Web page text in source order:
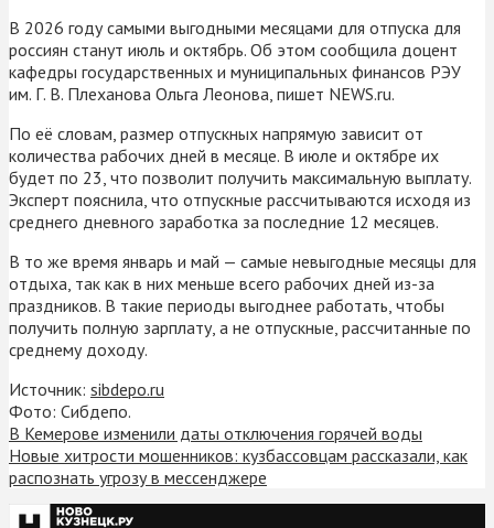
В 2026 году самыми выгодными месяцами для отпуска для
россиян станут июль и октябрь. Об этом сообщила доцент
кафедры государственных и муниципальных финансов РЭУ
им. Г. В. Плеханова Ольга Леонова, пишет NEWS.ru.
По её словам, размер отпускных напрямую зависит от
количества рабочих дней в месяце. В июле и октябре их
будет по 23, что позволит получить максимальную выплату.
Эксперт пояснила, что отпускные рассчитываются исходя из
среднего дневного заработка за последние 12 месяцев.
В то же время январь и май — самые невыгодные месяцы для
отдыха, так как в них меньше всего рабочих дней из-за
праздников. В такие периоды выгоднее работать, чтобы
получить полную зарплату, а не отпускные, рассчитанные по
среднему доходу.
Источник: sibdepo.ru
Фото: Сибдепо.
В Кемерове изменили даты отключения горячей воды
Новые хитрости мошенников: кузбассовцам рассказали, как
распознать угрозу в мессенджере